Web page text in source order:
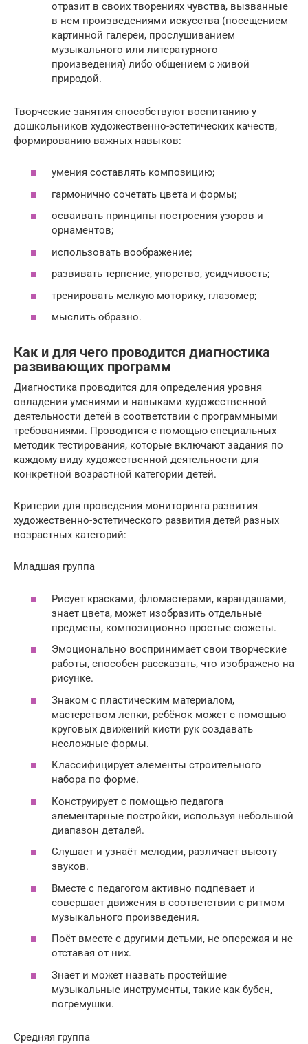
отразит в своих творениях чувства, вызванные
в нем произведениями искусства (посещением
картинной галереи, прослушиванием
музыкального или литературного
произведения) либо общением с живой
природой.
Творческие занятия способствуют воспитанию у
дошкольников художественно-эстетических качеств,
формированию важных навыков:
умения составлять композицию;
гармонично сочетать цвета и формы;
осваивать принципы построения узоров и
орнаментов;
использовать воображение;
развивать терпение, упорство, усидчивость;
тренировать мелкую моторику, глазомер;
мыслить образно.
Как и для чего проводится диагностика
развивающих программ
Диагностика проводится для определения уровня
овладения умениями и навыками художественной
деятельности детей в соответствии с программными
требованиями. Проводится с помощью специальных
методик тестирования, которые включают задания по
каждому виду художественной деятельности для
конкретной возрастной категории детей.
Критерии для проведения мониторинга развития
художественно-эстетического развития детей разных
возрастных категорий:
Младшая группа
Рисует красками, фломастерами, карандашами,
знает цвета, может изобразить отдельные
предметы, композиционно простые сюжеты.
Эмоционально воспринимает свои творческие
работы, способен рассказать, что изображено на
рисунке.
Знаком с пластическим материалом,
мастерством лепки, ребёнок может с помощью
круговых движений кисти рук создавать
несложные формы.
Классифицирует элементы строительного
набора по форме.
Конструирует с помощью педагога
элементарные постройки, используя небольшой
диапазон деталей.
Слушает и узнаёт мелодии, различает высоту
звуков.
Вместе с педагогом активно подпевает и
совершает движения в соответствии с ритмом
музыкального произведения.
Поёт вместе с другими детьми, не опережая и не
отставая от них.
Знает и может назвать простейшие
музыкальные инструменты, такие как бубен,
погремушки.
Средняя группа